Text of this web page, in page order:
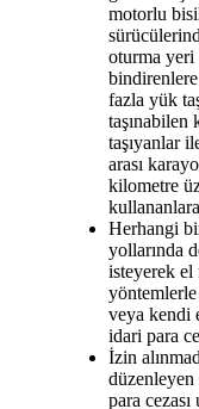
motorlu
oturma yeri
fazla yük
taşıyanlar
arası
kilometre
Herhangi
yollarında
isteyerek
veya kendi
idari para
İzin
para